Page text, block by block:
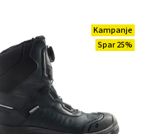
Kampanje
Spar 25%